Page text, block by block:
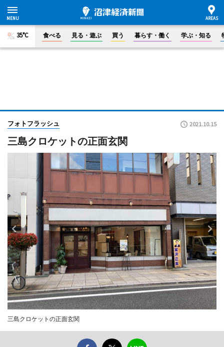
35°C 食べる 見る・遊ぶ 買う 暮らす・働く 学ぶ・知る
フォトフラッシュ 2021.10.15
三島クロケットの正面玄関
三島クロケットの正面玄関